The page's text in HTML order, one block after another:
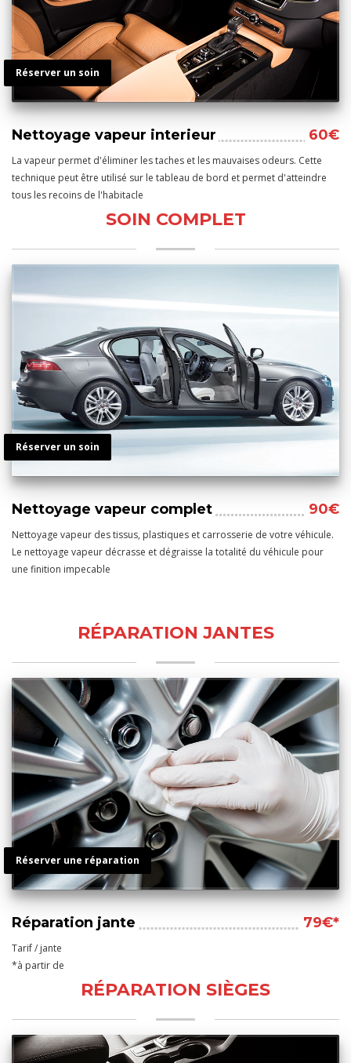
Réserver un soin
Nettoyage vapeur interieur 60€
La vapeur permet d'éliminer les taches et les mauvaises odeurs. Cette
technique peut être utilisé sur le tableau de bord et permet d'atteindre
tous les recoins de l'habitacle
SOIN COMPLET
Réserver un soin
Nettoyage vapeur complet 90€
Nettoyage vapeur des tissus, plastiques et carrosserie de votre véhicule.
Le nettoyage vapeur décrasse et dégraisse la totalité du véhicule pour
une finition impecable
RÉPARATION JANTES
Réserver une réparation
Réparation jante 79€*
Tarif / jante
*à partir de
RÉPARATION SIÈGES